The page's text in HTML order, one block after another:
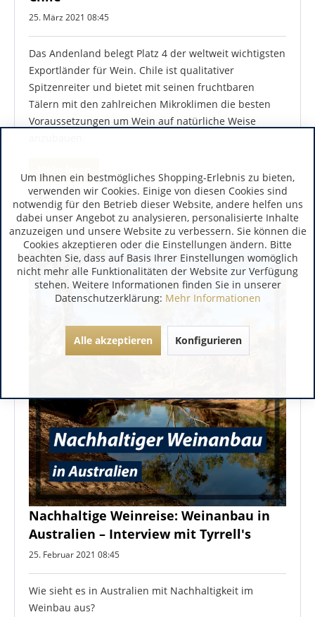
25. März 2021 08:45
Das Andenland belegt Platz 4 der weltweit wichtigsten
Exportländer für Wein. Chile ist qualitativer
Spitzenreiter und bietet mit seinen fruchtbaren
Tälern mit den zahlreichen Mikroklimen die besten
Voraussetzungen um Wein auf natürliche Weise
Tags:Nachhaltigkeit,Weinbau,Bio Weine ,Chile
Nachhaltige Weinreise: Weinanbau in
Australien – Interview mit Tyrrell's
25. Februar 2021 08:45
Wie sieht es in Australien mit Nachhaltigkeit im
Weinbau aus?
Um Ihnen ein bestmögliches Shopping-Erlebnis zu bieten,
verwenden wir Cookies. Einige von diesen Cookies sind
notwendig für den Betrieb dieser Website, andere helfen uns
dabei unser Angebot zu analysieren, personalisierte Inhalte
anzuzeigen und unsere Website zu verbessern. Sie können die
Cookies akzeptieren oder die Einstellungen ändern. Bitte
beachten Sie, dass auf Basis Ihrer Einstellungen womöglich
nicht mehr alle Funktionalitäten der Website zur Verfügung
stehen. Weitere Informationen finden Sie in unserer
Datenschutzerklärung: Mehr Informationen
Alle akzeptieren Konfigurieren